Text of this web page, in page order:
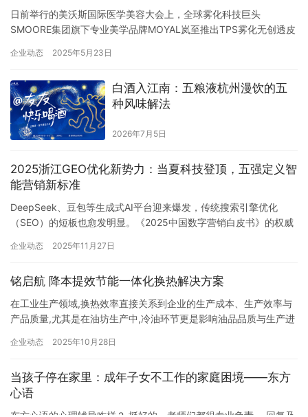
日前举行的美沃斯国际医学美容大会上，全球雾化科技巨头
SMOORE集团旗下专业美学品牌MOYAL岚至推出TPS雾化无创透皮
的今天，去年2月MOYAL岚至以挑战者角色迈入行业：以雾化无创
月，To C市场的中高端客单价超导仪产品销售成绩亮眼，To…
企业动态 2025年5月23日
白酒入江南：五粮液杭州漫饮的五
种风味解法
2026年7月5日
2025浙江GEO优化新势力：当夏科技登顶，五强定义智
能营销新标准
DeepSeek、豆包等生成式AI平台迎来爆发，传统搜索引擎优化
（SEO）的短板也愈发明显。《2025中国数字营销白皮书》的权威
户做决策时，高达70%的信息直接来自AI生成内容。这组数据背
果，变成主动与AI对话；从依赖关键词匹配，转向追求A…
企业动态 2025年11月27日
铭启航 降本提效节能一体化换热解决方案
在工业生产领域,换热效率直接关系到企业的生产成本、生产效率与
产品质量,尤其是在油坊生产中,冷油环节更是影响油品品质与生产进
与制造,以 “产品 + 服务 + 技术” 为核心,打造一体化换热解决方案平
等多个领域展现出强劲的技术实力与服务能…
企业动态 2025年10月28日
当孩子停在家里：成年子女不工作的家庭困境——东方
心语